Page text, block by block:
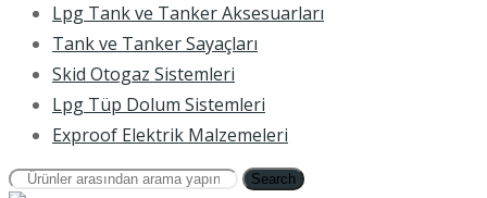
Lpg Tank ve Tanker Aksesuarları
Tank ve Tanker Sayaçları
Skid Otogaz Sistemleri
Lpg Tüp Dolum Sistemleri
Exproof Elektrik Malzemeleri
Search